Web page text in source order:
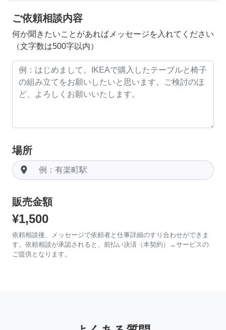
ご依頼相談内容
何か聞きたいことがあればメッセージを入れてください
（文字数は500字以内）
場所
room
販売金額
¥1,500
依頼相談後、メッセージで依頼者と仕事詳細のすり合わせができま
す。依頼相談が承認されると、前払い決済（本契約）→サービスの
ご提供となります。